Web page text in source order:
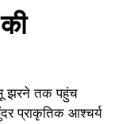
झरने तक पहुंच
प्राकृतिक आश्चर्य